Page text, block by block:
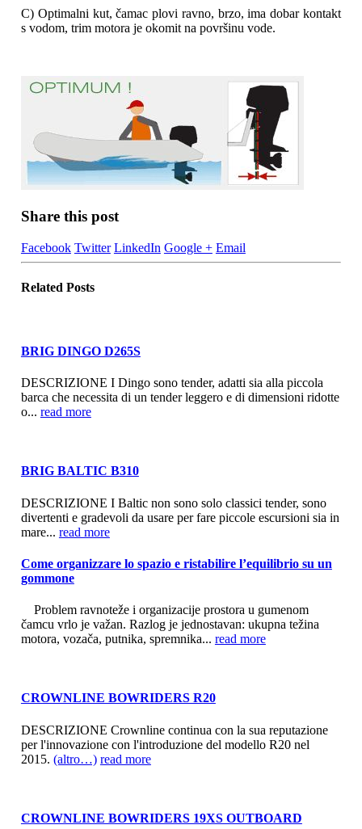
C) Optimalni kut, čamac plovi ravno, brzo, ima dobar kontakt
s vodom, trim motora je okomit na površinu vode.
Share this post
Facebook Twitter LinkedIn Google + Email
Related Posts
BRIG DINGO D265S
DESCRIZIONE I Dingo sono tender, adatti sia alla piccola
barca che necessita di un tender leggero e di dimensioni ridotte
o... read more
BRIG BALTIC B310
DESCRIZIONE I Baltic non sono solo classici tender, sono
divertenti e gradevoli da usare per fare piccole escursioni sia in
mare... read more
Come organizzare lo spazio e ristabilire l’equilibrio su un
gommone
Problem ravnoteže i organizacije prostora u gumenom
čamcu vrlo je važan. Razlog je jednostavan: ukupna težina
motora, vozača, putnika, spremnika... read more
CROWNLINE BOWRIDERS R20
DESCRIZIONE Crownline continua con la sua reputazione
per l'innovazione con l'introduzione del modello R20 nel
2015. (altro…) read more
CROWNLINE BOWRIDERS 19XS OUTBOARD